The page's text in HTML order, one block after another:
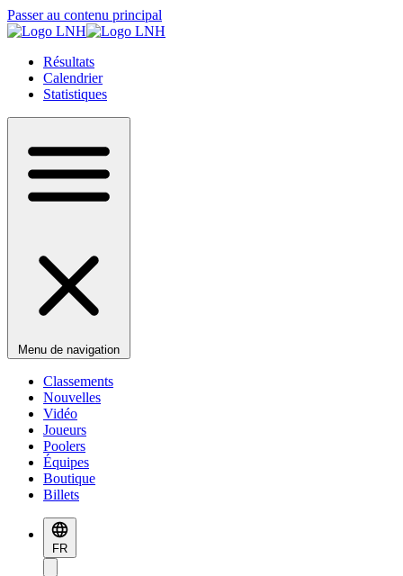
Passer au contenu principal
Résultats
Calendrier
Statistiques
Menu de navigation
Classements
Nouvelles
Vidéo
Joueurs
Poolers
Équipes
Boutique
Billets
FR